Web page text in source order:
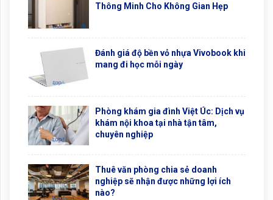
Thông Minh Cho Không Gian Hẹp
Đánh giá độ bền vỏ nhựa Vivobook khi
mang đi học mỗi ngày
Phòng khám gia đình Việt Úc: Dịch vụ
khám nội khoa tại nhà tận tâm,
chuyên nghiệp
Thuê văn phòng chia sẻ doanh
nghiệp sẽ nhận được những lợi ích
nào?